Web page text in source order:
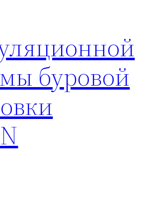
буровой